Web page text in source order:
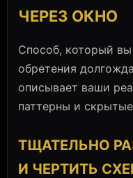
ЧЕРЕЗ ОКНО
Способ, который
обретения
описывает ваши
паттерны и
ТЩАТЕЛЬНО
И ЧЕРТИТЬ